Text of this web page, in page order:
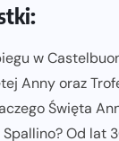
w
Anny oraz
Święta
Spallino? Od lat